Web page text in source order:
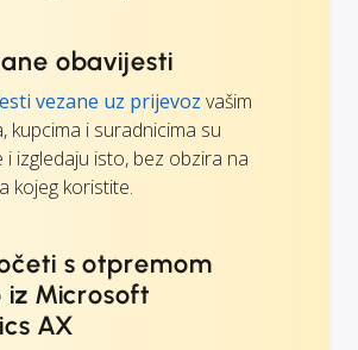
obavijesti
vezane uz prijevoz vašim
kupcima i suradnicima su
i izgledaju isto, bez obzira na
kojeg koristite.
s otpremom
iz Microsoft
AX